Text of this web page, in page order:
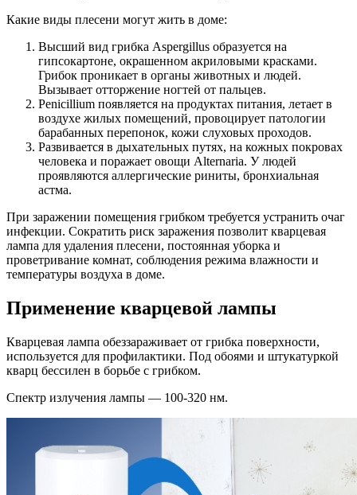
Какие виды плесени могут жить в доме:
Высший вид грибка Aspergillus образуется на
гипсокартоне, окрашенном акриловыми красками.
Грибок проникает в органы животных и людей.
Вызывает отторжение ногтей от пальцев.
Penicillium появляется на продуктах питания, летает в
воздухе жилых помещений, провоцирует патологии
барабанных перепонок, кожи слуховых проходов.
Развивается в дыхательных путях, на кожных покровах
человека и поражает овощи Alternaria. У людей
проявляются аллергические риниты, бронхиальная
астма.
При заражении помещения грибком требуется устранить очаг
инфекции. Сократить риск заражения позволит кварцевая
лампа для удаления плесени, постоянная уборка и
проветривание комнат, соблюдения режима влажности и
температуры воздуха в доме.
Применение кварцевой лампы
Кварцевая лампа обеззараживает от грибка поверхности,
используется для профилактики. Под обоями и штукатуркой
кварц бессилен в борьбе с грибком.
Спектр излучения лампы — 100-320 нм.